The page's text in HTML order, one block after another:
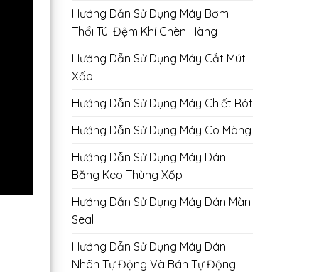
Hướng Dẫn Sử Dụng Máy Bơm
Thổi Túi Đệm Khí Chèn Hàng
Hướng Dẫn Sử Dụng Máy Cắt Mút
Xốp
Hướng Dẫn Sử Dụng Máy Chiết Rót
Hướng Dẫn Sử Dụng Máy Co Màng
Hướng Dẫn Sử Dụng Máy Dán
Băng Keo Thùng Xốp
Hướng Dẫn Sử Dụng Máy Dán Màn
Seal
Hướng Dẫn Sử Dụng Máy Dán
Nhãn Tự Động Và Bán Tự Động